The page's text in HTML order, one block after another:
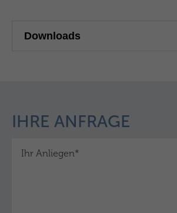
Downloads
IHRE ANFRAGE